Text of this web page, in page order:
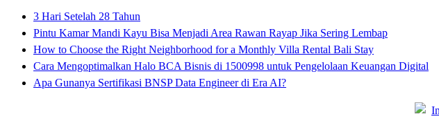
3 Hari Setelah 28 Tahun
Pintu Kamar Mandi Kayu Bisa Menjadi Area Rawan Rayap Jika Sering Lembap
How to Choose the Right Neighborhood for a Monthly Villa Rental Bali Stay
Cara Mengoptimalkan Halo BCA Bisnis di 1500998 untuk Pengelolaan Keuangan Digital
Apa Gunanya Sertifikasi BNSP Data Engineer di Era AI?